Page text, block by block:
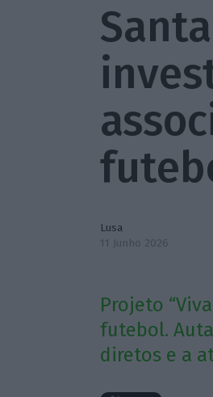
Lusa
11 Junho 2026
Projeto
futebol.
diretos e a